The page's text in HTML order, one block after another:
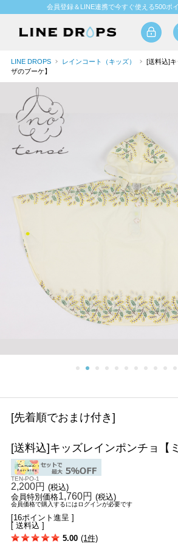
会員登録＆LINE連携で今すぐ使える500ポ
LINE DROPS レインコート（キッズ）
[送料込]
ザのブーケ】
[先着順でおまけ付き]
[送料込]キッズレインポンチョ【
TEN-PO-1
2,200円 (税込)
会員特別価格1,760円 (税込)
会員価格で購入するにはログインが必要です
[16ポイント進呈 ]
[ 送料込 ]
5.00 (1件)